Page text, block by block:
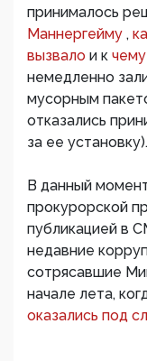
принималось
Маннергейму ,
вызвало и к
немедленно
мусорным
отказались
за ее установку).
В данный
прокурорской
публикацией в
недавние
сотрясавшие
начале лета,
оказались под